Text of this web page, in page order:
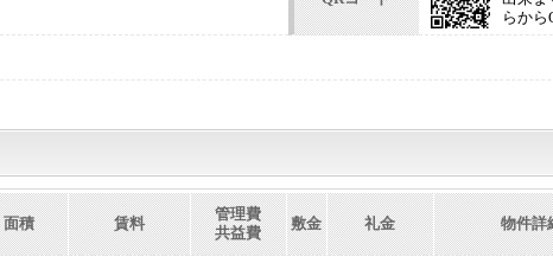
らから
面積 賃料
管理費
共益費
敷金 礼金 物件詳